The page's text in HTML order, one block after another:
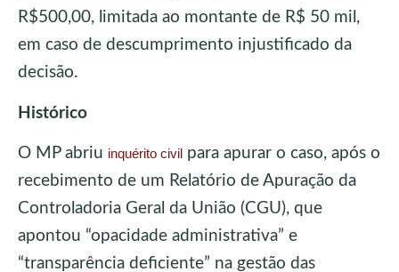
R$500,00, limitada ao montante de R$ 50 mil,
em caso de descumprimento injustificado da
decisão.
Histórico
O MP abriu inquérito civil para apurar o caso, após o
recebimento de um Relatório de Apuração da
Controladoria Geral da União (CGU), que
apontou “opacidade administrativa” e
“transparência deficiente” na gestão das